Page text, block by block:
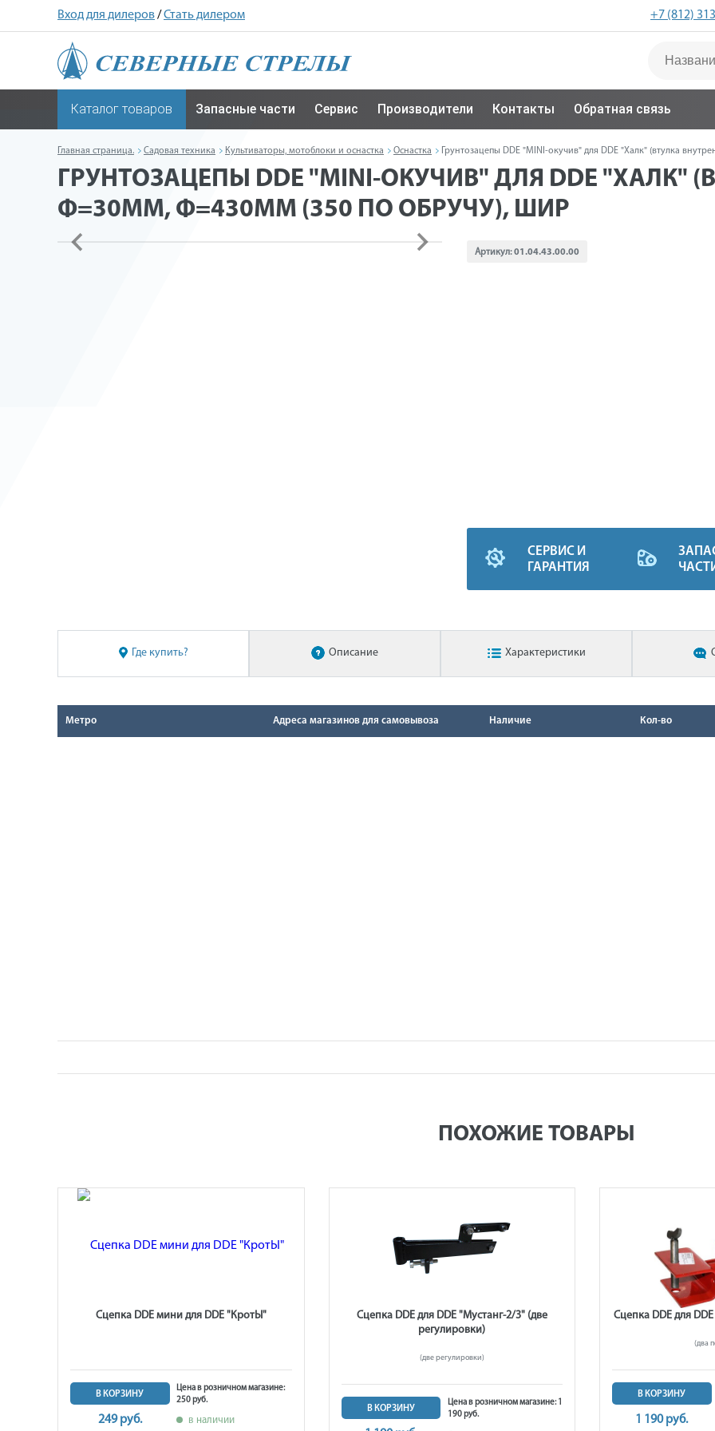
Вход для дилеров/Стать дилером +7 (812)
Каталог товаров Запасные части Сервис Производители Контакты Обратная связь
Главная страница. Садовая техника Культиваторы, мотоблоки и оснастка Оснастка Грунтозацепы DDE "MINI-окучив" для DDE "Халк" (втулка
ГРУНТОЗАЦЕПЫ DDE "MINI-ОКУЧИВ" ДЛЯ DDE "ХАЛК"
Ф=30ММ, Ф=430ММ (350 ПО ОБРУЧУ), ШИР
Артикул:01.04.43.00.00
СЕРВИС И
ГАРАНТИЯ
Где купить? Описание Характеристики
Метро Адреса магазинов для самовывоза Наличие Кол-во
ПОХОЖИЕ ТОВАРЫ
Сцепка DDE мини для DDE "КротЫ"
В КОРЗИНУ
249 руб.
Цена в розничном магазине:
250 руб.
в наличии
Сцепка DDE для DDE "Мустанг-2/3" (две
регулировки)
(две регулировки)
В КОРЗИНУ
Цена в розничном магазине: 1
190 руб.
Сцепка DDE для
(два
В КОРЗИНУ
1 190 руб.